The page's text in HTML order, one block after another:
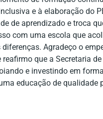
e à elaboração do
de aprendizado e troca
com uma escola que
Agradeço o
reafirmo que a Secretaria
e investindo em
educação de qualidade